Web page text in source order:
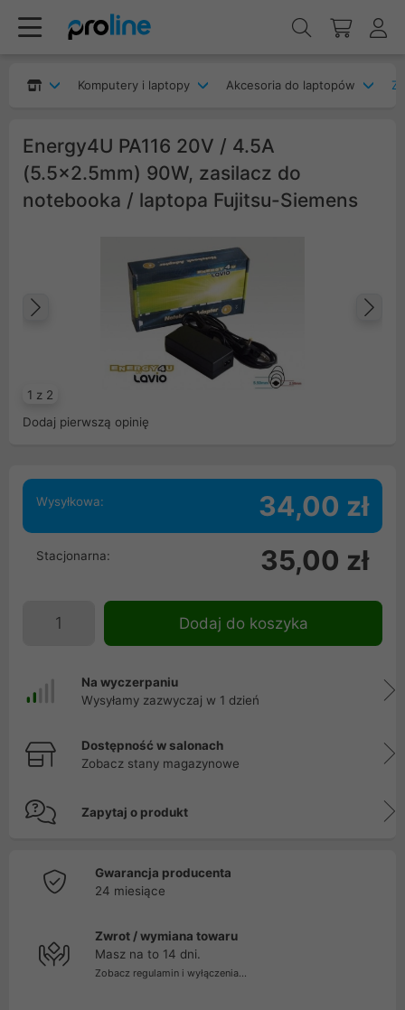
Komputery i laptopy Akcesoria do laptopów
Energy4U PA116 20V / 4.5A
(5.5x2.5mm) 90W, zasilacz do
notebooka / laptopa Fujitsu-Siemens
1 z 2
Poprzedni
Dodaj pierwszą opinię
Wysyłkowa: 34,00 zł
Stacjonarna: 35,00 zł
Dodaj do koszyka
Na wyczerpaniu
Wysyłamy zazwyczaj w 1 dzień
Dostępność w salonach
Zobacz stany magazynowe
Zapytaj o produkt
Gwarancja producenta
24 miesiące
Zwrot / wymiana towaru
Masz na to 14 dni.
Zobacz regulamin i wyłączenia...